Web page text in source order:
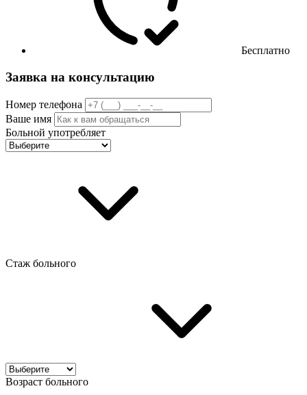
Бесплатно
Заявка на консультацию
Номер телефона
Ваше имя
Больной употребляет
Стаж больного
Возраст больного